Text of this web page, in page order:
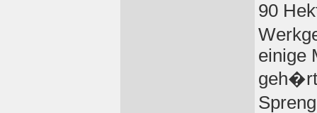
90
einige
geh�rt